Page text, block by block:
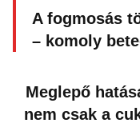
A fogmosás
– komoly
Meglepő
nem csak a